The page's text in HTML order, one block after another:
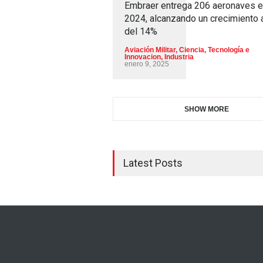
Embraer entrega 206 aeronaves
2024, alcanzando un crecimiento
del 14%
Aviación Militar, Ciencia, Tecnología e
Innovacion, Industria
enero 9, 2025
SHOW MORE
Latest Posts